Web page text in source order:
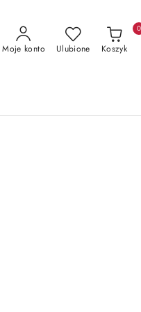
Moje konto Ulubione Koszyk
0